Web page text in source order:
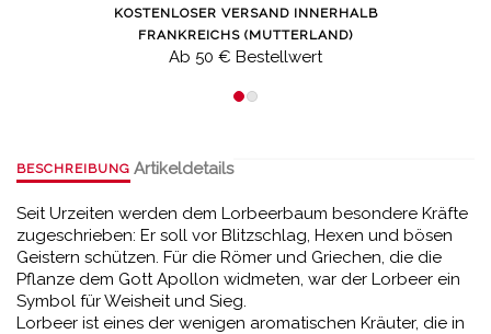
KOSTENLOSER VERSAND INNERHALB
FRANKREICHS (MUTTERLAND)
Ab 50 € Bestellwert
BESCHREIBUNG Artikeldetails
Seit Urzeiten werden dem Lorbeerbaum besondere Kräfte
zugeschrieben: Er soll vor Blitzschlag, Hexen und bösen
Geistern schützen. Für die Römer und Griechen, die die
Pflanze dem Gott Apollon widmeten, war der Lorbeer ein
Symbol für Weisheit und Sieg.
Lorbeer ist eines der wenigen aromatischen Kräuter, die in